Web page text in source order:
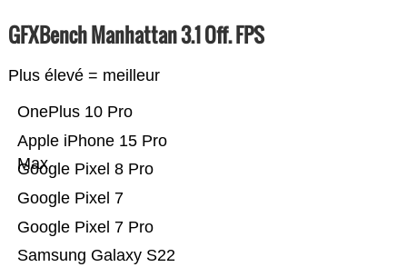
GFXBench Manhattan 3.1 Off. FPS
Plus élevé = meilleur
Samsung Galaxy S22
Google Pixel 7 Pro
Google Pixel 7
Google Pixel 8 Pro
Apple iPhone 15 Pro
Max
OnePlus 10 Pro